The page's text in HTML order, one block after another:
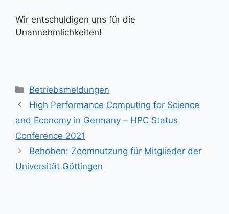
Wir entschuldigen uns für die
Unannehmlichkeiten!
Kategorien
Betriebsmeldungen
High Performance Computing for Science
and Economy in Germany – HPC Status
Conference 2021
Behoben: Zoomnutzung für Mitglieder der
Universität Göttingen